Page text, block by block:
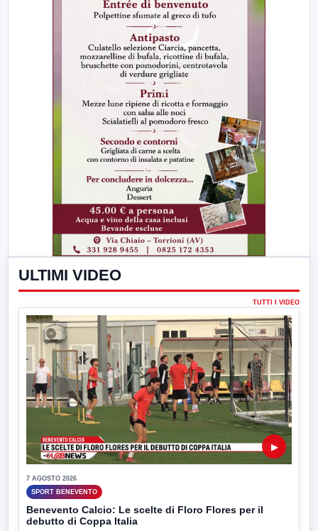
ULTIMI VIDEO
TUTTI I VIDEO
▶
7 AGOSTO 2026
SPORT BENEVENTO
Benevento Calcio: Le scelte di Floro Flores per il
debutto di Coppa Italia